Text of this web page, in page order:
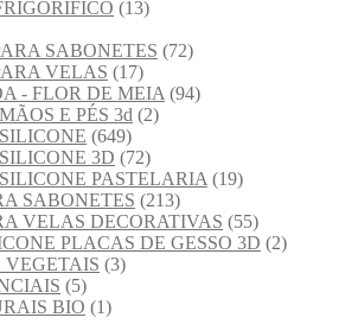
(13)
SABONETES (72)
VELAS (17)
- FLOR DE MEIA (94)
E PÉS 3d (2)
(649)
3D (72)
PASTELARIA (19)
SABONETES (213)
VELAS DECORATIVAS (55)
PLACAS DE GESSO 3D (2)
VEGETAIS (3)
(5)
BIO (1)